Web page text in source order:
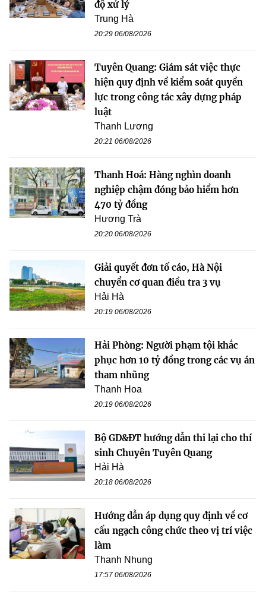
độ xử lý
Trung Hà
20:29 06/08/2026
Tuyên Quang: Giám sát việc thực
hiện quy định về kiểm soát quyền
lực trong công tác xây dựng pháp
luật
Thanh Lương
20:21 06/08/2026
Thanh Hoá: Hàng nghìn doanh
nghiệp chậm đóng bảo hiểm hơn
470 tỷ đồng
Hương Trà
20:20 06/08/2026
Giải quyết đơn tố cáo, Hà Nội
chuyển cơ quan điều tra 3 vụ
Hải Hà
20:19 06/08/2026
Hải Phòng: Người phạm tội khắc
phục hơn 10 tỷ đồng trong các vụ án
tham nhũng
Thanh Hoa
20:19 06/08/2026
Bộ GD&ĐT hướng dẫn thi lại cho thí
sinh Chuyên Tuyên Quang
Hải Hà
20:18 06/08/2026
Hướng dẫn áp dụng quy định về cơ
cấu ngạch công chức theo vị trí việc
làm
Thanh Nhung
17:57 06/08/2026